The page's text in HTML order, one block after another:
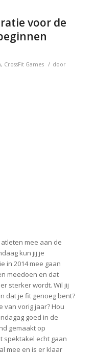
voor de
, CrossFit Games / door
mee aan de
kun jij je
in 2014 mee gaan
meedoen en dat
sterker wordt. Wil jij
dat je fit genoeg bent?
van vorig jaar? Hou
goed in de
gemaakt op
spektakel echt gaan
mee en is er klaar